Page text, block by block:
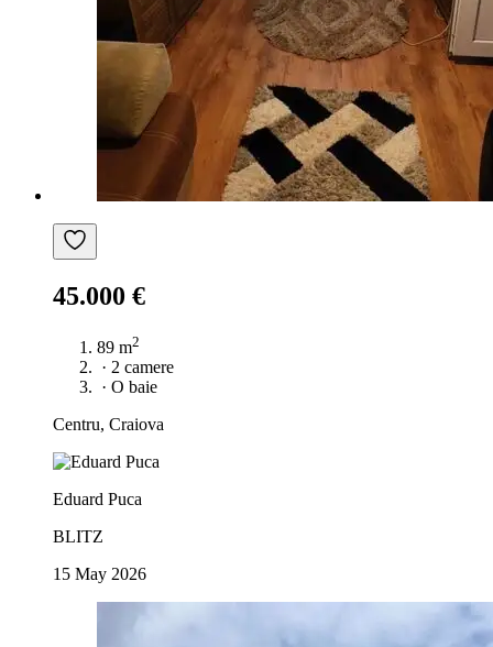
45.000 €
89 m2
· 2 camere
· O baie
Centru, Craiova
Eduard Puca
BLITZ
15 May 2026